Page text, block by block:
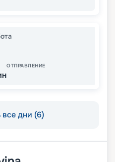
ОТПРАВЛЕНИЕ
все дни (6)